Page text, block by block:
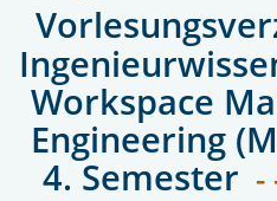
Workspace
Engineering
4. Semester -